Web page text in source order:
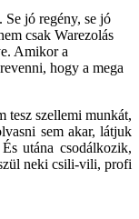
jó regény, se jó
csak Warezolás
Amikor a
hogy a mega
tesz szellemi munkát,
sem akar, látjuk
utána csodálkozik,
neki csili-vili, profi